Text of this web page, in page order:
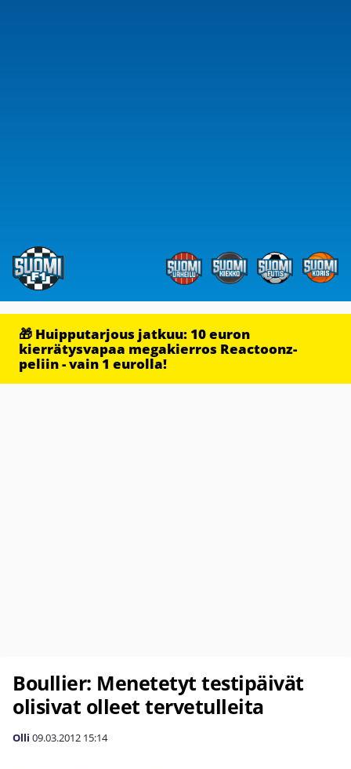
🎁 Huipputarjous jatkuu: 10 euron
kierrätysvapaa megakierros Reactoonz-
peliin - vain 1 eurolla!
Boullier: Menetetyt testipäivät
olisivat olleet tervetulleita
Olli 09.03.2012 15:14